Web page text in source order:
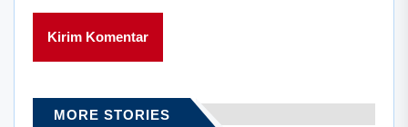
MORE STORIES